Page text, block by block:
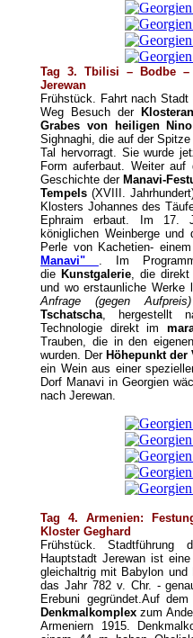
Tag 3. Tbilisi – Bodbe –
Jerewan
Frühstück. Fahrt nach Stadt
Weg Besuch der
Grabes von heiligen Nino
Sighnaghi, die auf der
Tal hervorragt. Sie wurde
Form auferbaut. Weiter
Geschichte der Manavi-
Tempels (XVIII.
Klosters Johannes des
Ephraim erbaut. Im 17.
königlichen Weinberge
Perle von Kachetien-
Manavi"
. Im
die Kunstgalerie, die direkt
und wo erstaunliche Werke
Anfrage (gegen Aufpreis)
Tschatscha, hergestellt
Technologie direkt im
Trauben, die in den
wurden. DerHöhepunkt der
ein Wein aus einer
Dorf Manavi in Georgien
nach Jerewan.
Tag 4. Armenien:
Kloster Geghard
Frühstück. Stadtführung
Hauptstadt Jerewan ist
gleichaltrig mit Babylon
das Jahr 782 v. Chr. -
Erebuni gegründet.Auf
Denkmalkomplexzum
Armeniern 1915.